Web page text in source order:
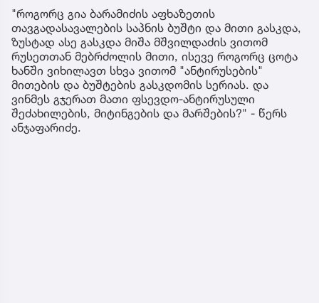
"როგორც გია ბარამიძის აფხაზეთის
თავგადასავალების საპნის ბუშტი და მითი გასკდა,
ზუსტად ასე გასკდა მიშა მშვილდაძის ვითომ
რუსეთთან მებრძოლის მითი, ისევე როგორც ცოტა
ხანში ვიხილავთ სხვა ვითომ "ანტირუსების"
მითების და ბუშტების გასკდომის სერიას. და
ვინმეს გჯერათ მათი ფსევდო-ანტირუსული
შეძახილების, მიტინგების და მარშების?" - წერს
ანჯაფარიძე.